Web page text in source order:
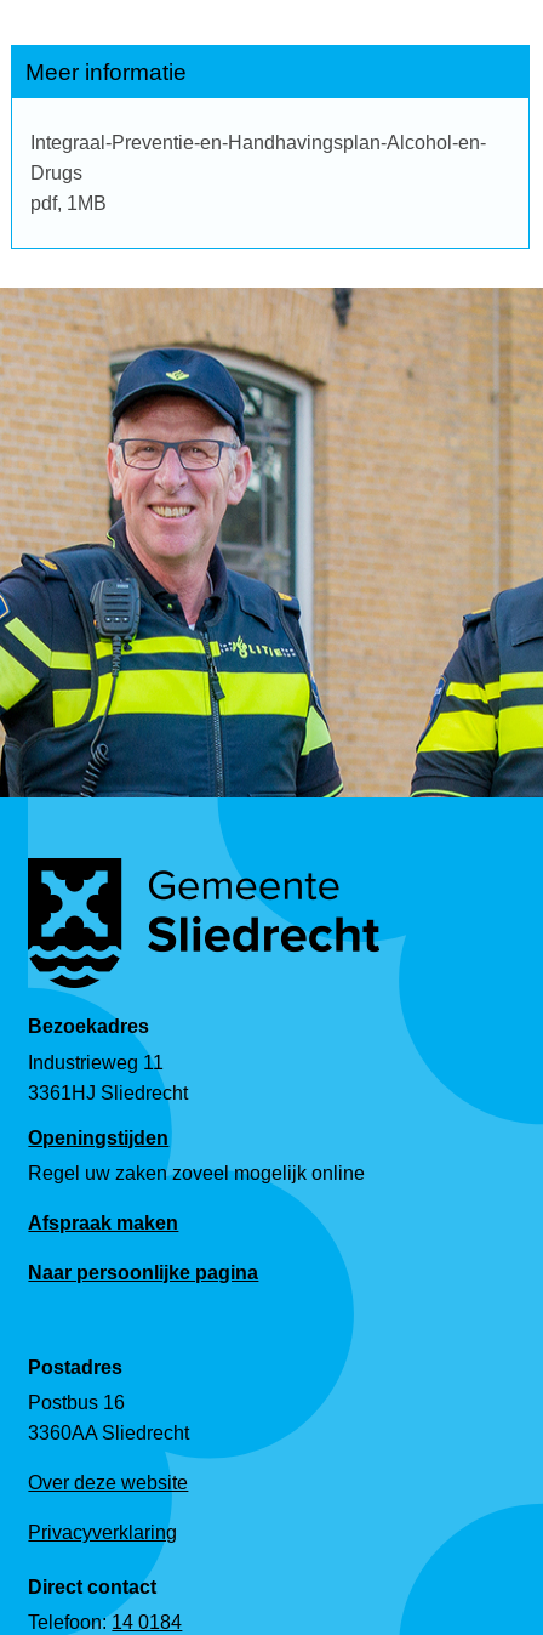
Meer informatie
Integraal-Preventie-en-Handhavingsplan-Alcohol-en-
Drugs
pdf, 1MB
Bezoekadres
Industrieweg 11
3361HJ Sliedrecht
Openingstijden
Regel uw zaken zoveel mogelijk online
Afspraak maken
Naar persoonlijke pagina
Postadres
Postbus 16
3360AA Sliedrecht
Over deze website
Privacyverklaring
Direct contact
Telefoon:14 0184